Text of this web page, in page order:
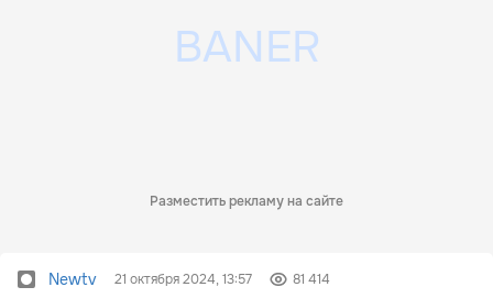
Разместить рекламу на сайте
Newtv 21 октября 2024, 13:57 81 414